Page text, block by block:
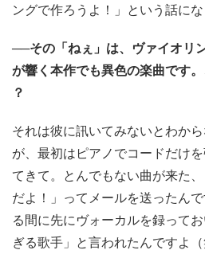
ングで作ろうよ！」という話にな
──その「ねぇ」は、ヴァイオリ
が響く本作でも異色の楽曲です
？
それは彼に訊いてみないとわか
が、最初はピアノでコードだけ
てきて。とんでもない曲が来た
だよ！」ってメールを送ったん
る間に先にヴォーカルを録って
ぎる歌手」と言われたんですよ